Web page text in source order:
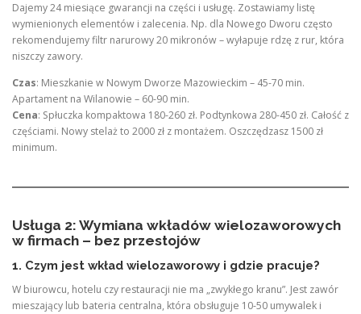
Dajemy 24 miesiące gwarancji na części i usługę. Zostawiamy listę
wymienionych elementów i zalecenia. Np. dla Nowego Dworu często
rekomendujemy filtr narurowy 20 mikronów – wyłapuje rdzę z rur, która
niszczy zawory.
Czas: Mieszkanie w Nowym Dworze Mazowieckim – 45-70 min.
Apartament na Wilanowie – 60-90 min.
Cena: Spłuczka kompaktowa 180-260 zł. Podtynkowa 280-450 zł. Całość z
częściami. Nowy stelaż to 2000 zł z montażem. Oszczędzasz 1500 zł
minimum.
Usługa 2: Wymiana wkładów wielozaworowych
w firmach – bez przestojów
1. Czym jest wkład wielozaworowy i gdzie pracuje?
W biurowcu, hotelu czy restauracji nie ma „zwykłego kranu”. Jest zawór
mieszający lub bateria centralna, która obsługuje 10-50 umywalek i